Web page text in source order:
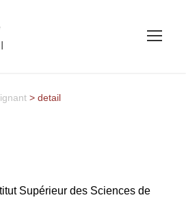
> detail
Supérieur des Sciences de